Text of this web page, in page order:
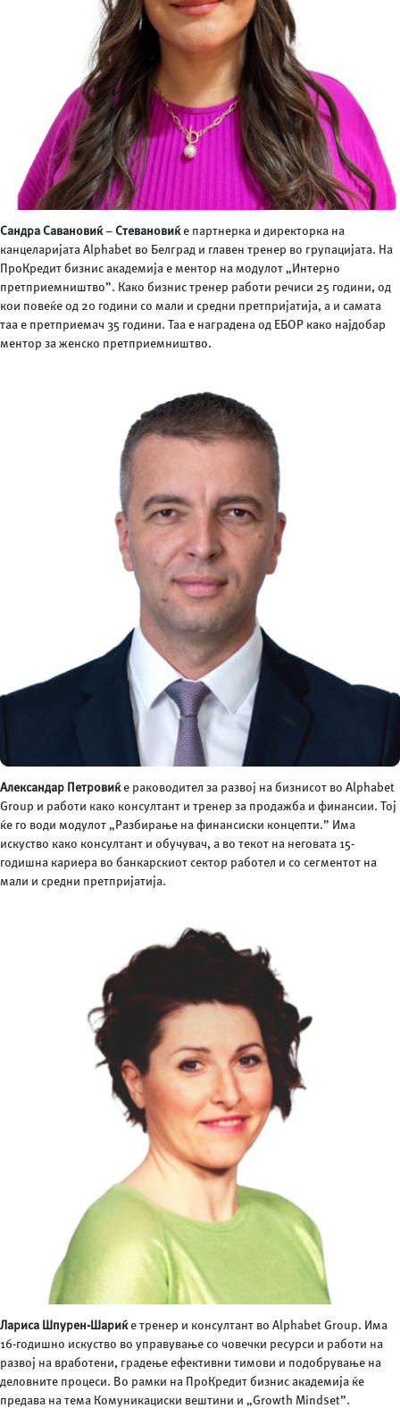
Сандра Савановиќ– Стевановиќе партнерка и директорка на
канцеларијата Alphabet во Белград и главен тренер во групацијата. На
ПроКредит бизнис академија е ментор на модулот „Интерно
претприемништво”. Како бизнис тренер работи речиси 25 години, од
кои повеќе од 20 години со мали и средни претпријатија, а и самата
таа е претприемач 35 години. Таа е наградена од ЕБОР како најдобар
ментор за женско претприемништво.
Александар Петровиќе раководител за развој на бизнисот во Alphabet
Group и работи како консултант и тренер за продажба и финансии. Тој
ќе го води модулот „Разбирање на финансиски концепти.” Има
искуство како консултант и обучувач, а во текот на неговата 15-
годишна кариера во банкарскиот сектор работел и со сегментот на
мали и средни претпријатија.
Лариса Шпурен-Шариќе тренер и консултант во Alphabet Group. Има
16-годишно искуство во управување со човечки ресурси и работи на
развој на вработени, градење ефективни тимови и подобрување на
деловните процеси. Во рамки на ПроКредит бизнис академија ќе
предава на тема Комуникациски вештини и „Growth Mindset”.